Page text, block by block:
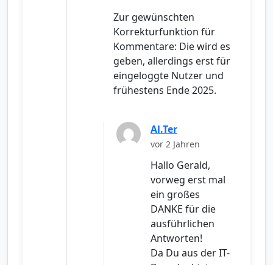
Zur gewünschten
Korrekturfunktion für
Kommentare: Die wird es
geben, allerdings erst für
eingeloggte Nutzer und
frühestens Ende 2025.
Al.Ter
vor 2 Jahren
Hallo Gerald,
vorweg erst mal
ein großes
DANKE für die
ausführlichen
Antworten!
Da Du aus der IT-